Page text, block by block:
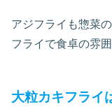
アジフライも惣菜
フライで食卓の雰
大粒カキフライ